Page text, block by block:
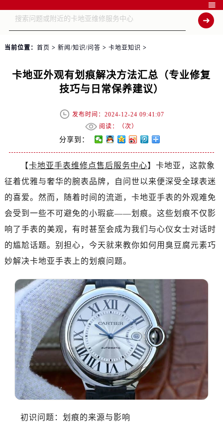

当前位置： 首页 > 新闻/知识/问答 > 卡地亚知识 >
卡地亚外观有划痕解决方法汇总（专业修复
技巧与日常保养建议）
发布时间：2024-12-24 09:41:07
阅读：（次）
分享到：
【卡地亚手表维修点售后服务中心】卡地亚，这款象
征着优雅与奢华的腕表品牌，自问世以来便深受全球表迷
的喜爱。然而，随着时间的流逝，卡地亚手表的外观难免
会受到一些不可避免的小瑕疵——划痕。这些划痕不仅影
响了手表的美观，有时甚至会成为我们与心仪女士对话时
的尴尬话题。别担心，今天就来教你如何用臭豆腐元素巧
妙解决卡地亚手表上的划痕问题。
初识问题：划痕的来源与影响